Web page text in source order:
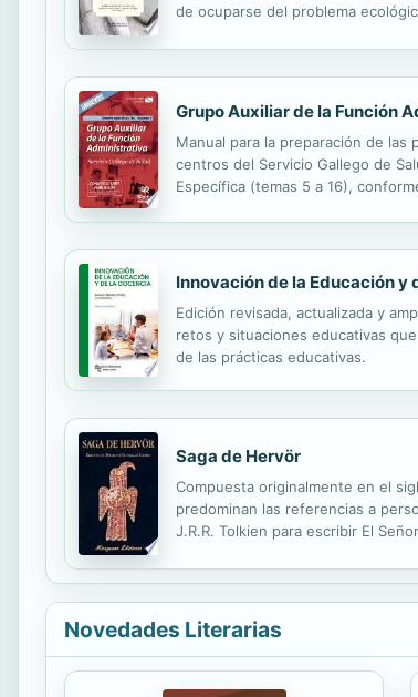
de ocuparse del problema
Grupo Auxiliar de la Función
Manual para la preparación de
centros del Servicio Gallego de
Específica (temas 5 a 16),
Innovación de la Educación y
Edición revisada, actualizada y
retos y situaciones educativas
de las prácticas educativas.
Saga de Hervör
Compuesta originalmente en el
predominan las referencias a
J.R.R. Tolkien para escribir El
Novedades Literarias